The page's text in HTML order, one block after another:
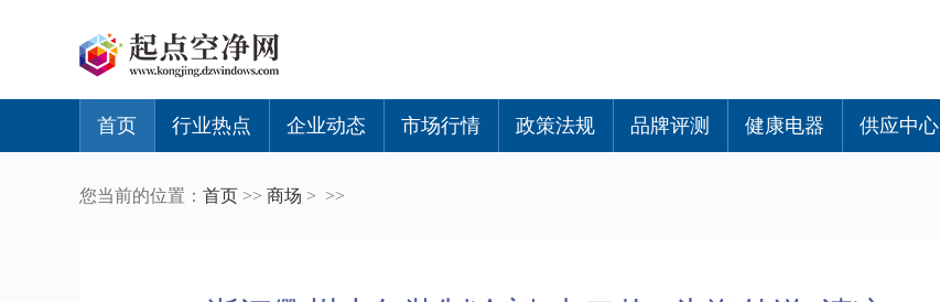
首页 行业热点 企业动态 市场行情 政策法规 品牌评测 健康电器 供应中心
您当前的位置： 首页 >> 商场 > >>